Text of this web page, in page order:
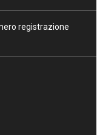
registrazione